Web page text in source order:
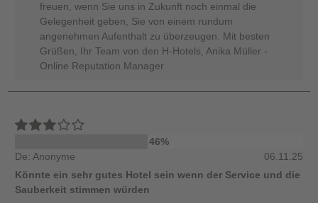
freuen, wenn Sie uns in Zukunft noch einmal die
Gelegenheit geben, Sie von einem rundum
angenehmen Aufenthalt zu überzeugen. Mit besten
Grüßen, Ihr Team von den H-Hotels, Anika Müller -
Online Reputation Manager
46%
De: Anonyme
06.11.25
Könnte ein sehr gutes Hotel sein wenn der Service und die
Sauberkeit stimmen würden